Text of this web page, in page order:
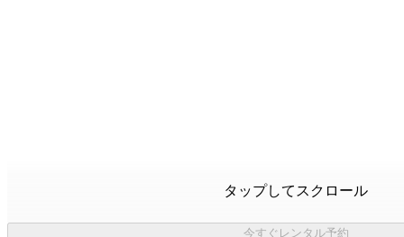
タップしてスクロール
今すぐレンタル予約